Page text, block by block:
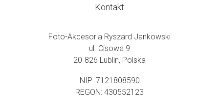
Kontakt
Foto-Akcesoria Ryszard Jankowski
ul. Cisowa 9
20-826 Lublin, Polska
NIP: 7121808590
REGON: 430552123